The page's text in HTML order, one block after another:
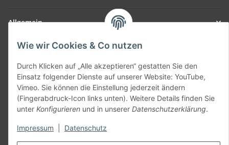
Wie wir Cookies & Co nutzen
Durch Klicken auf „Alle akzeptieren“ gestatten Sie den
Einsatz folgender Dienste auf unserer Website: YouTube,
Vimeo. Sie können die Einstellung jederzeit ändern
(Fingerabdruck-Icon links unten). Weitere Details finden Sie
unter Konfigurieren und in unserer Datenschutzerklärung.
Impressum Datenschutz
Allgemein
Teil unseres Netzwerks:
Vertrag widerrufen